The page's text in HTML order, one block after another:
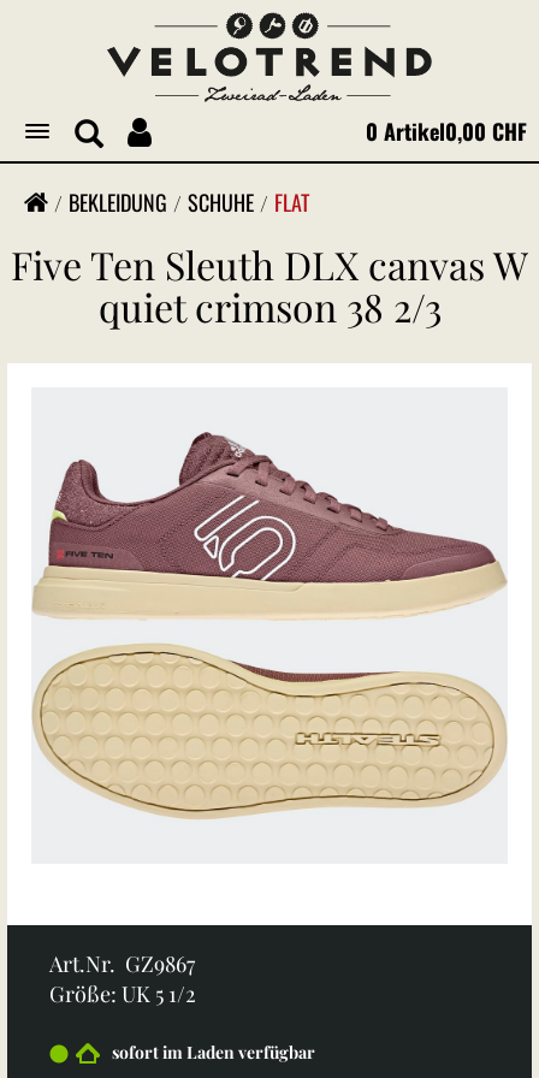
Toggle
navigation
0 Artikel0,00 CHF
BEKLEIDUNG SCHUHE FLAT
Five Ten Sleuth DLX canvas W
quiet crimson 38 2/3
Art.Nr. GZ9867
Größe: UK 5 1/2
sofort im Laden verfügbar